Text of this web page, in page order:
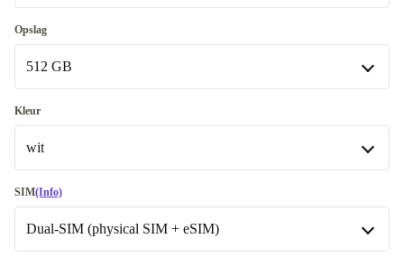
Premium
Nieuw
Beschikbaar in andere configuraties
Optimaal
Opslag
512 GB
128 GB
512 GB
Kleur
wit
rood
blauw -€ 55
SIM(Info)
Dual-SIM (physical SIM + eSIM)